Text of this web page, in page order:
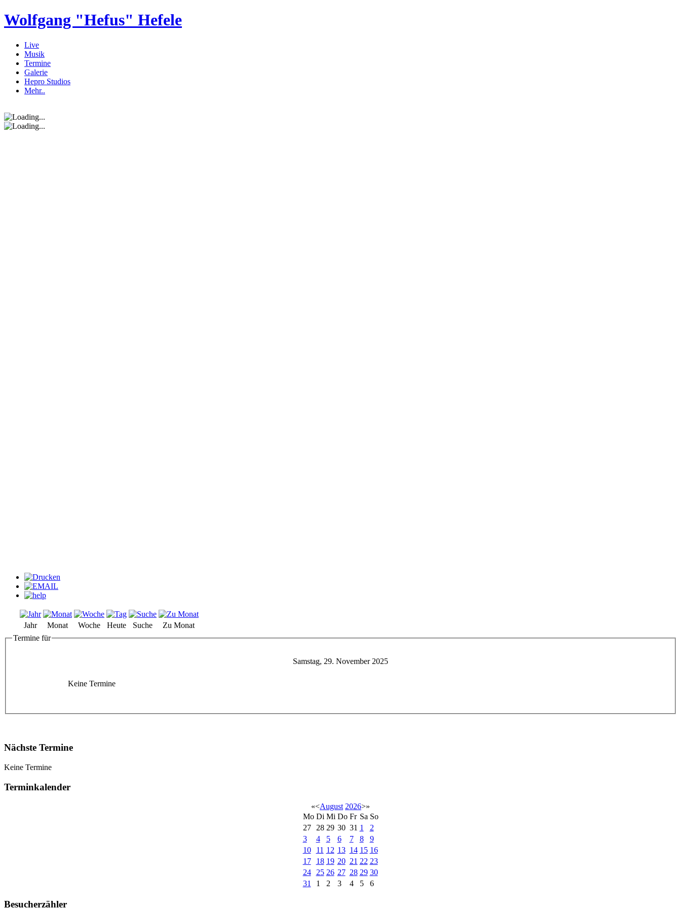
Wolfgang "Hefus" Hefele
Live
Musik
Termine
Galerie
Hepro Studios
Mehr..
Jahr Monat Woche Heute Suche
Zu Monat
Termine für
Samstag, 29. November 2025
Keine Termine
Nächste Termine
Keine Termine
Terminkalender
«<August 2026>»
Mo Di Mi Do Fr Sa So
27
28 29 30 31 1
2
3
4 5 6 7 8
9
10
11 12 13 14 15 16
17
18 19 20 21 22 23
24
25 26 27 28 29 30
31
1 2 3 4 5 6
Besucherzähler